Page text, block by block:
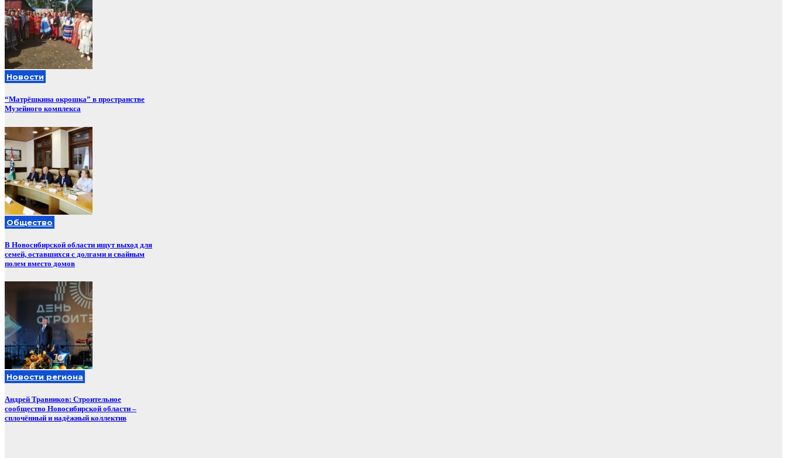
Новости
“Матрёшкина окрошка” в пространстве
Музейного комплекса
Общество
В Новосибирской области ищут выход для
семей, оставшихся с долгами и свайным
полем вместо домов
Новости региона
Андрей Травников: Строительное
сообщество Новосибирской области –
сплочённый и надёжный коллектив